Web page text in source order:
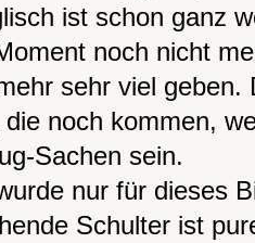
ist schon ganz
noch nicht
sehr viel geben.
noch kommen,
Sachen sein.
nur für dieses
Schulter ist